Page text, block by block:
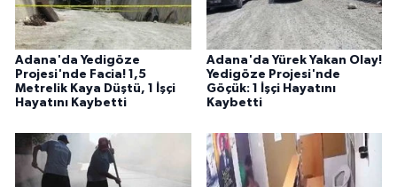
Adana'da Yedigöze
Projesi'nde Facia! 1,5
Metrelik Kaya Düştü, 1 İşçi
Hayatını Kaybetti
Adana'da Yürek Yakan Olay!
Yedigöze Projesi'nde
Göçük: 1 İşçi Hayatını
Kaybetti